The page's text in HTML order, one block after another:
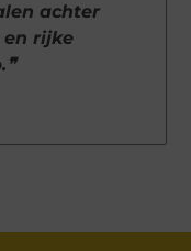
achter
en rijke